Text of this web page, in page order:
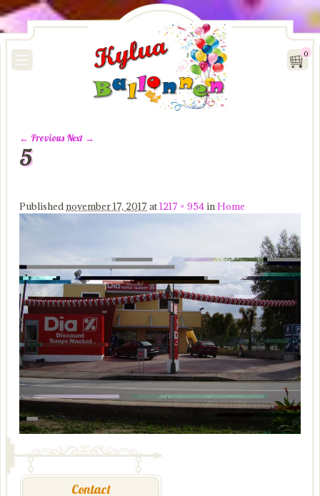
0
Image navigation
← Previous Next →
5
Publishednovember 17, 2017 at1217 × 954inHome
Contact